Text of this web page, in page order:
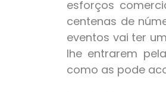
esforços
centenas de
eventos vai ter
lhe entrarem
como as pode